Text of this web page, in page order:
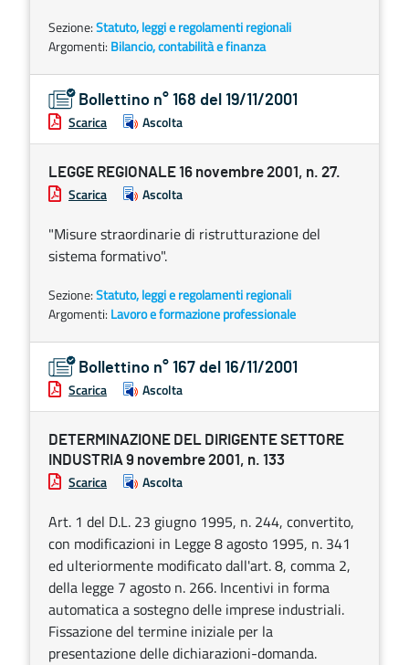
Sezione:Statuto, leggi e regolamenti regionali
Argomenti: Bilancio, contabilità e finanza
Bollettino n° 168 del 19/11/2001
Scarica Ascolta
LEGGE REGIONALE 16 novembre 2001, n. 27.
Scarica Ascolta
"Misure straordinarie di ristrutturazione del
sistema formativo".
Sezione:Statuto, leggi e regolamenti regionali
Argomenti: Lavoro e formazione professionale
Bollettino n° 167 del 16/11/2001
Scarica Ascolta
DETERMINAZIONE DEL DIRIGENTE SETTORE
INDUSTRIA 9 novembre 2001, n. 133
Scarica Ascolta
Art. 1 del D.L. 23 giugno 1995, n. 244, convertito,
con modificazioni in Legge 8 agosto 1995, n. 341
ed ulteriormente modificato dall'art. 8, comma 2,
della legge 7 agosto n. 266. Incentivi in forma
automatica a sostegno delle imprese industriali.
Fissazione del termine iniziale per la
presentazione delle dichiarazioni-domanda.